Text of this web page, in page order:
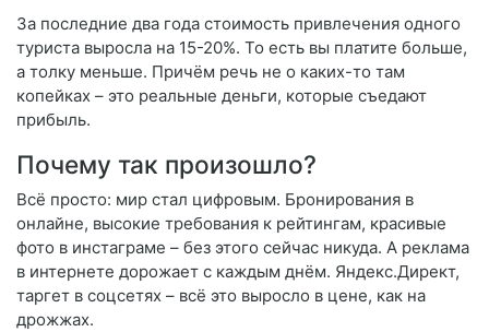
За последние два года стоимость привлечения одного
туриста выросла на 15-20%. То есть вы платите больше,
а толку меньше. Причём речь не о каких-то там
копейках – это реальные деньги, которые съедают
прибыль.
Почему так произошло?
Всё просто: мир стал цифровым. Бронирования в
онлайне, высокие требования к рейтингам, красивые
фото в инстаграме – без этого сейчас никуда. А реклама
в интернете дорожает с каждым днём. Яндекс.Директ,
таргет в соцсетях – всё это выросло в цене, как на
дрожжах.